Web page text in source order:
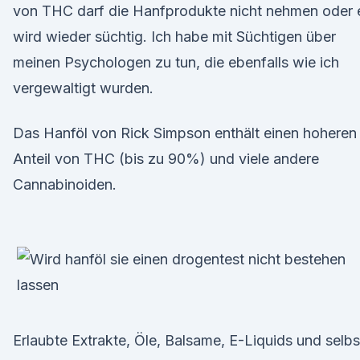
von THC darf die Hanfprodukte nicht nehmen oder
wird wieder süchtig. Ich habe mit Süchtigen über
meinen Psychologen zu tun, die ebenfalls wie ich
vergewaltigt wurden.
Das Hanföl von Rick Simpson enthält einen hoheren
Anteil von THC (bis zu 90%) und viele andere
Cannabinoiden.
Erlaubte Extrakte, Öle, Balsame, E-Liquids und